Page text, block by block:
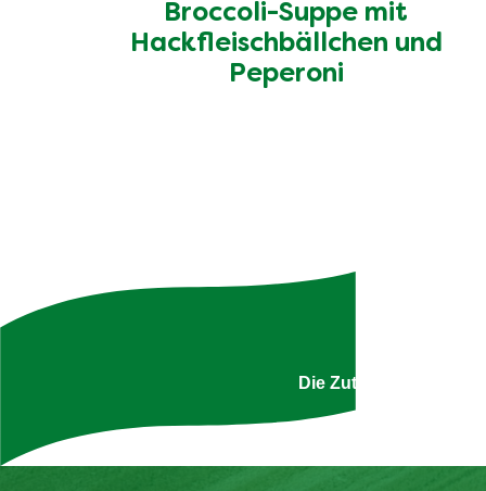
Broccoli-Suppe mit
Hackfleischbällchen und
Peperoni
Die Zutatenliste ist